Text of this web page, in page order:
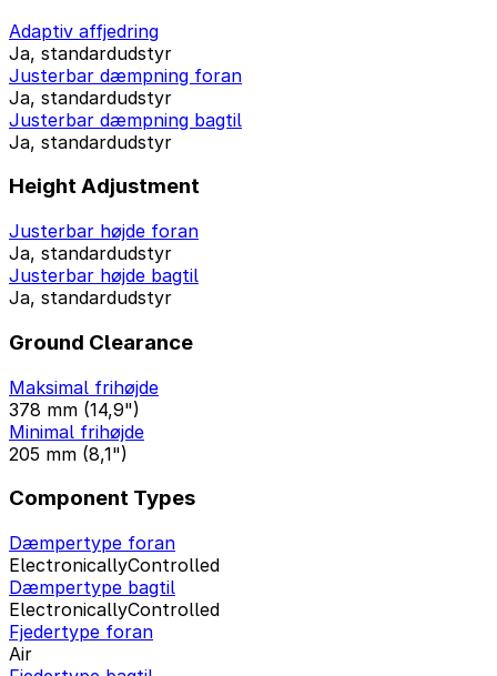
Adaptiv affjedring
Ja, standardudstyr
Justerbar dæmpning foran
Ja, standardudstyr
Justerbar dæmpning bagtil
Ja, standardudstyr
Height Adjustment
Justerbar højde foran
Ja, standardudstyr
Justerbar højde bagtil
Ja, standardudstyr
Ground Clearance
Maksimal frihøjde
378 mm (14,9")
Minimal frihøjde
205 mm (8,1")
Component Types
Dæmpertype foran
ElectronicallyControlled
Dæmpertype bagtil
ElectronicallyControlled
Fjedertype foran
Air